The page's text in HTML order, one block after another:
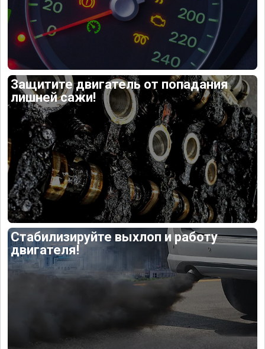
Защитите двигатель от попадания
лишней сажи!
Стабилизируйте выхлоп и работу
двигателя!